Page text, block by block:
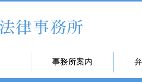
事務所案内